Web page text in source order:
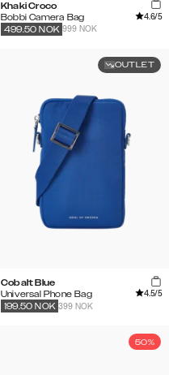
Khaki Croco
Bobbi Camera Bag
4.6/5
999 NOK
499.50 NOK
OUTLET
Cobalt Blue
Universal Phone Bag
4.5/5
399 NOK
199.50 NOK
50%